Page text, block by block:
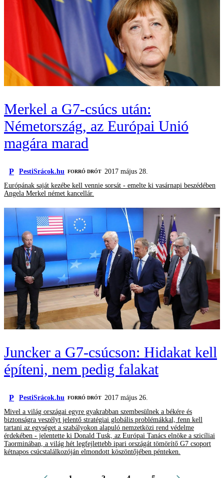
Merkel a G7-csúcs után:
Németország, az Európai Unió
magára marad
P PestiSrácok.hu FORRÓ DRÓT
2017 május 28.
Európának saját kezébe kell vennie sorsát - emelte ki vasárnapi beszédében
Angela Merkel német kancellár.
Juncker a G7-csúcson: Hidakat kell
építeni, nem pedig falakat
P PestiSrácok.hu FORRÓ DRÓT
2017 május 26.
Mivel a világ országai egyre gyakrabban szembesülnek a békére és
biztonságra veszélyt jelentő stratégiai globális problémákkal, fenn kell
tartani az egységet a szabályokon alapuló nemzetközi rend védelme
érdekében - jelentette ki Donald Tusk, az Európai Tanács elnöke a szicíliai
Taorminában, a világ hét legfejlettebb ipari országát tömörítő G7 csoport
kétnapos csúcstalálkozóján elmondott köszöntőjében pénteken.